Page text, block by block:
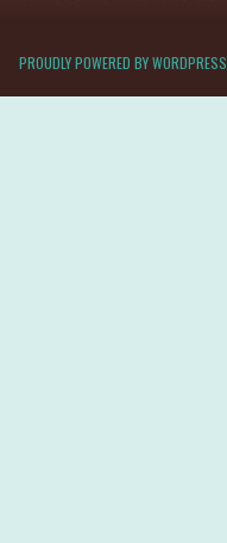
PROUDLY POWERED BY WORDPRESS